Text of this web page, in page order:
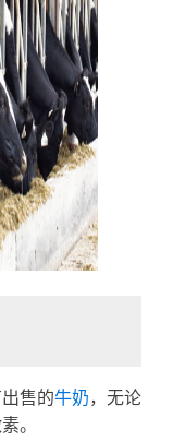
售的牛奶，无论
。